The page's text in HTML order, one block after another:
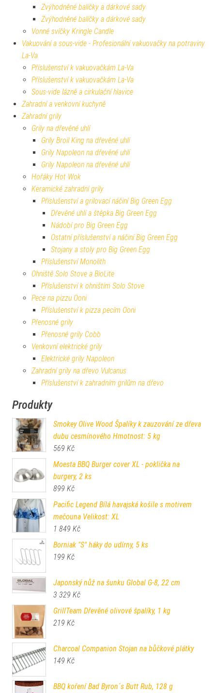
Zvýhodněné balíčky a dárkové sady
Zvýhodněné balíčky a dárkové sady
Vonné svíčky Kringle Candle
Vakuování a sous-vide - Profesionální vakuovačky na potraviny
La-Va
Příslušenství k vakuovačkám La-Va
Příslušenství k vakuovačkám La-Va
Sous-vide lázně a cirkulační hlavice
Zahradní a venkovní kuchyně
Zahradní grily
Grily na dřevěné uhlí
Grily Broil King na dřevěné uhlí
Grily Napoleon na dřevěné uhlí
Grily Napoleon na dřevěné uhlí
Hořáky Hot Wok
Keramické zahradní grily
Příslušenství a grilovací náčiní Big Green Egg
Dřevěné uhlí a štěpka Big Green Egg
Nádobí pro Big Green Egg
Ostatní příslušenství a náčiní Big Green Egg
Stojany a stoly pro Big Green Egg
Příslušenství Monolith
Ohniště Solo Stove a BioLite
Příslušenství k ohništím Solo Stove
Pece na pizzu Ooni
Příslušenství k pizza pecím Ooni
Přenosné grily
Přenosné grily Cobb
Venkovní elektrické grily
Elektrické grily Napoleon
Zahradní grily na dřevo Vulcanus
Příslušenství k zahradním grilům na dřevo
Produkty
Smokey Olive Wood Špalíky k zauzování ze dřeva
dubu cesmínového Hmotnost: 5 kg
569 Kč
Moesta BBQ Burger cover XL - poklička na
burgery, 2 ks
899 Kč
Pacific Legend Bílá havajská košile s motivem
mečouna Velikost: XL
1 849 Kč
Borniak "S" háky do udírny, 5 ks
199 Kč
Japonský nůž na šunku Global G-8, 22 cm
3 329 Kč
GrillTeam Dřevěné olivové špalíky, 1 kg
219 Kč
Charcoal Companion Stojan na bůčkové plátky
149 Kč
BBQ koření Bad Byron´s Butt Rub, 128 g